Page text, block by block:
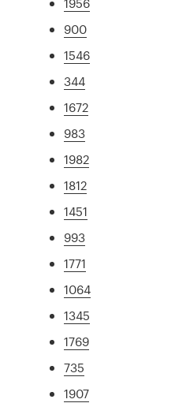
900
1546
344
1672
983
1982
1812
1451
993
1771
1064
1345
1769
735
1907